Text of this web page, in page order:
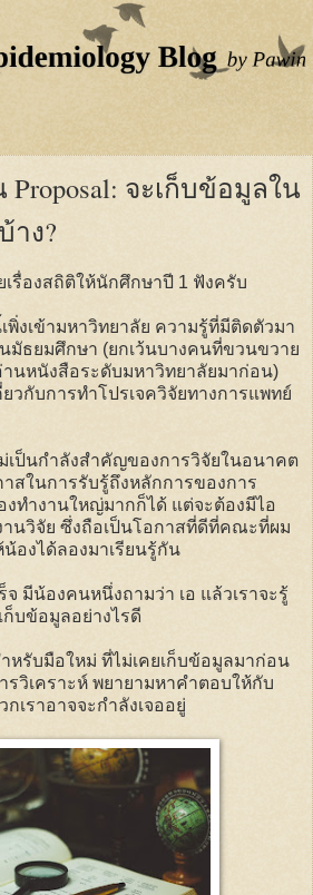
จะเก็บข้อมูลใน
าง?
รื่องสถิติให้นักศึกษาปี 1 ฟังครับ
พิ่งเข้ามหาวิทยาลัย ความรู้ที่มีติดตัวมา
มัธยมศึกษา (ยกเว้นบางคนที่ขวนขวาย
านหนังสือระดับมหาวิทยาลัยมาก่อน)
วกับการทำโปรเจควิจัยทางการแพทย์
เป็นกำลังสำคัญของการวิจัยในอนาคต
าสในการรับรู้ถึงหลักการของการ
งทำงานใหญ่มากก็ได้ แต่จะต้องมีไอ
านวิจัย ซึ่งถือเป็นโอกาสที่ดีที่คณะที่ผม
องได้ลองมาเรียนรู้กัน
จ มีน้องคนหนึ่งถามว่า เอ แล้วเราจะรู้
ก็บข้อมูลอย่างไรดี
หรับมือใหม่ ที่ไม่เคยเก็บข้อมูลมาก่อน
รวิเคราะห์ พยายามหาคำตอบให้กับ
เราอาจจะกำลังเจออยู่